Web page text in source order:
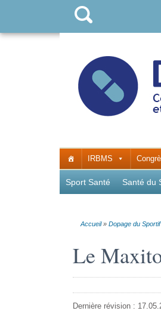
IRBMS
Sport Santé Santé du
Accueil» Dopage du Sportif
Le
Dernière révision :